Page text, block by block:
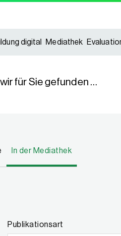
digital Mediathek
für Sie gefunden …
In der Mediathek
Publikationsart